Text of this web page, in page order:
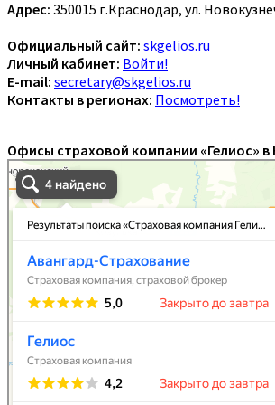
Адрес: 350015 г.Краснодар, ул.
Официальный сайт: skgelios.ru
Личный кабинет: Войти!
E-mail: secretary@skgelios.ru
Контакты в регионах: Посмотреть!
Офисы страховой компании «Гелиос» в